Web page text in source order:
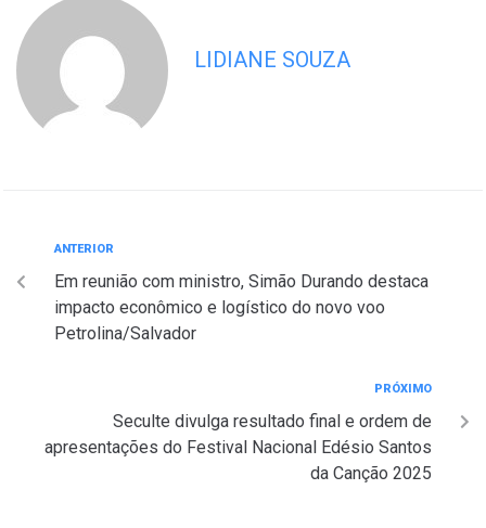
LIDIANE SOUZA
ANTERIOR
Em reunião com ministro, Simão Durando destaca
impacto econômico e logístico do novo voo
Petrolina/Salvador
PRÓXIMO
Seculte divulga resultado final e ordem de
apresentações do Festival Nacional Edésio Santos
da Canção 2025